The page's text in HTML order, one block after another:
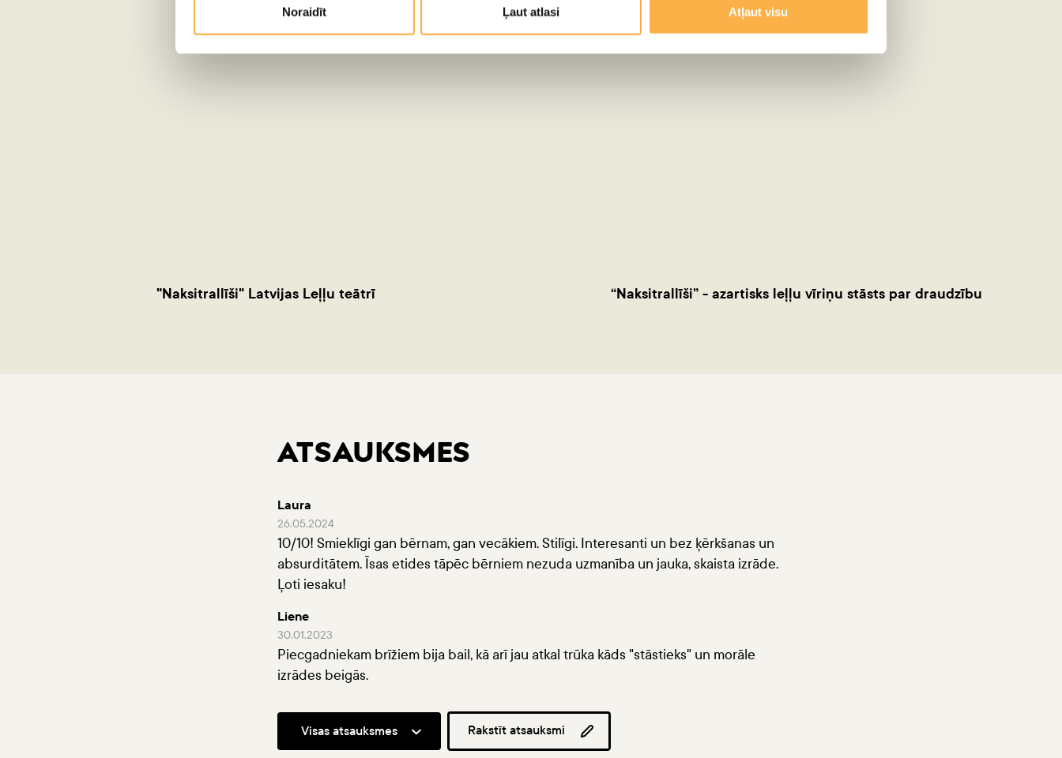
Noraidīt Ļaut atlasi Atļaut visu
"Naksitrallīši" Latvijas Leļļu teātrī “Naksitrallīši” - azartisks leļļu vīriņu stāsts par draudzību
ATSAUKSMES
Laura
26.05.2024
10/10! Smieklīgi gan bērnam, gan vecākiem. Stilīgi. Interesanti un bez ķērkšanas un
absurditātem. Īsas etides tāpēc bērniem nezuda uzmanība un jauka, skaista izrāde.
Ļoti iesaku!
Liene
30.01.2023
Piecgadniekam brīžiem bija bail, kā arī jau atkal trūka kāds "stāstieks" un morāle
izrādes beigās.
Visas atsauksmes Rakstīt atsauksmi